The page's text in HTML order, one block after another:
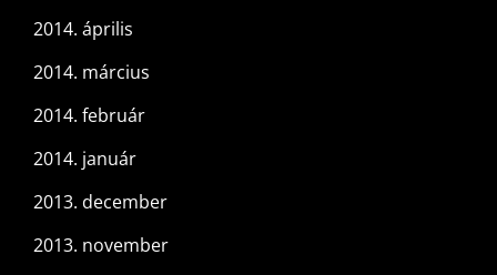
2014. április
2014. március
2014. február
2014. január
2013. december
2013. november